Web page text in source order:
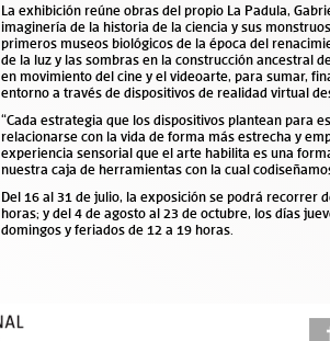
La exhibición reúne obras del propio La Padula,
imaginería de la historia de la ciencia y sus
primeros museos biológicos de la época del
de la luz y las sombras en la construcción ancestral
en movimiento del cine y el videoarte, para sumar,
entorno a través de dispositivos de realidad virtual
“Cada estrategia que los dispositivos plantean para
relacionarse con la vida de forma más estrecha y
experiencia sensorial que el arte habilita es una
nuestra caja de herramientas con la cual
Del 16 al 31 de julio, la exposición se podrá recorrer
horas; y del 4 de agosto al 23 de octubre, los días
domingos y feriados de 12 a 19 horas.